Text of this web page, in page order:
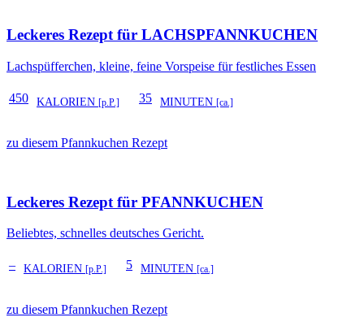
Leckeres Rezept für LACHSPFANNKUCHEN
Lachspüfferchen, kleine, feine Vorspeise für festliches Essen
450 KALORIEN [p.P.] 35 MINUTEN [ca.]
zu diesem Pfannkuchen Rezept
Leckeres Rezept für PFANNKUCHEN
Beliebtes, schnelles deutsches Gericht.
– KALORIEN [p.P.] 5 MINUTEN [ca.]
zu diesem Pfannkuchen Rezept